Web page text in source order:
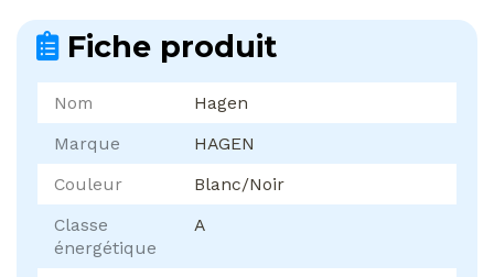
Fiche produit
Nom
Hagen
Marque
HAGEN
Couleur
Blanc/Noir
Classe
énergétique
A